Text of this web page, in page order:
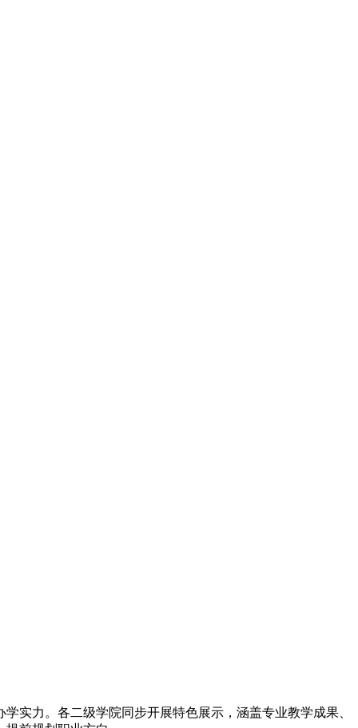
力。各二级学院同步开展特色展示，涵盖专业教学成果、